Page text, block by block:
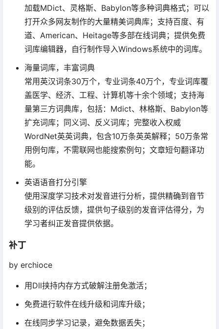
加载MDict、灵格斯、Babylon等多种词典格式；可以
打开众多网友制作的大量精美词典库；支持百度、有
道、American、Heitage等多部在线词典；提供免费
词库编辑器，自行制作导入Windows系统中的词库。
海量词库，丰富词典
常用英汉词条30万个，专业词条40万个，专业词库覆
盖医学、经济、工程、计算机等十余个领域；支持海
量第三方词典库，包括：Mdict、林格斯、Babylon等
扩充词库；同义词、反义词库；完整收入权威
WordNet英英词典，包含10万条英英解释；50万条常
用例句库，不需联网也能搜索例句；文章短句翻译功
能。
英语语音打分引擎
使用深度学习技术对发音进行分析，提供精确到音节
级别的评估反馈，提供句子级别的发音评估得分，为
学习者纠正发音提供依据。
补丁
by erchioce
用Dll挟持内存方式破解注册免激活；
免费进行软件在线升级和词库升级；
在线同步学习记录，避免数据丢失；